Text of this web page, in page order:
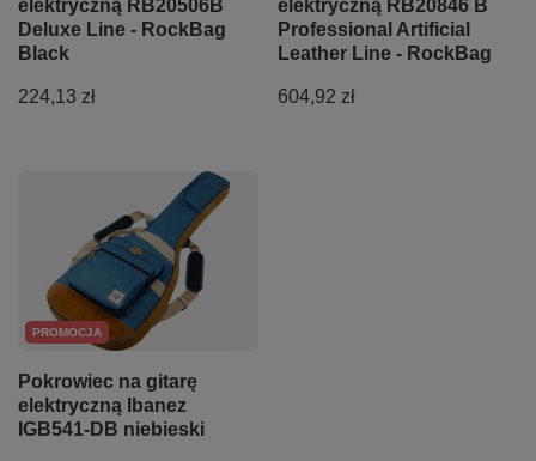
elektryczną RB20506B
Deluxe Line - RockBag
Black
224,13 zł
elektryczną RB20846 B
Professional Artificial
Leather Line - RockBag
604,92 zł
PROMOCJA
Pokrowiec na gitarę
elektryczną Ibanez
IGB541-DB niebieski